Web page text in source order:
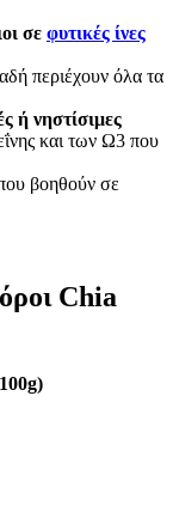
σε φυτικές ίνες
περιέχουν όλα τα
ή νηστίσιμες
και των Ω3 που
βοηθούν σε
Chia